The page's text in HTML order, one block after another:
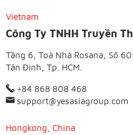
Vietnam
Công Ty TNHH Truyền
Tầng 6, Toà Nhà Rosana, Số
Tân Định, Tp. HCM.
+84 868 808 468
support@yesasiagroup.com
Hongkong, China